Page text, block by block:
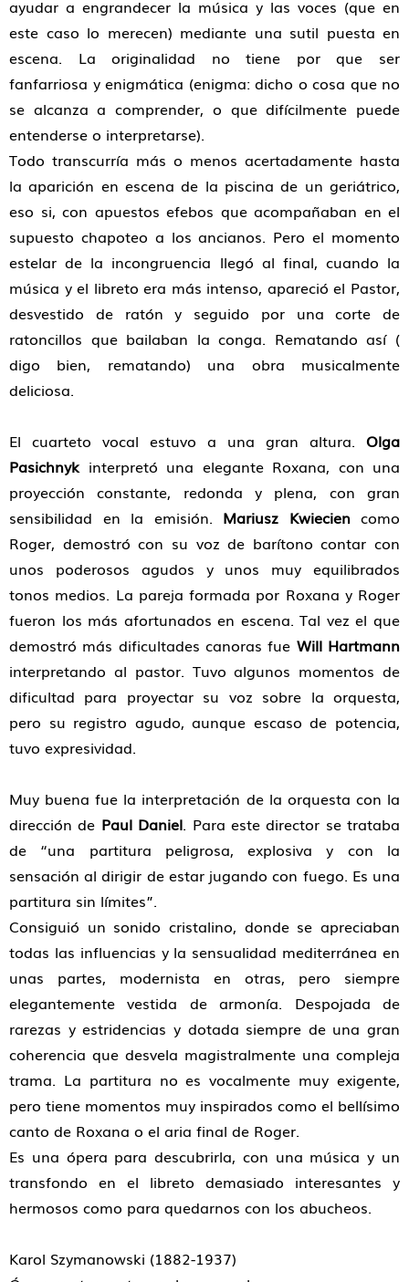
ayudar a engrandecer la música y las voces (que en
este caso lo merecen) mediante una sutil puesta en
escena. La originalidad no tiene por que ser
fanfarriosa y enigmática (enigma: dicho o cosa que no
se alcanza a comprender, o que difícilmente puede
entenderse o interpretarse).
Todo transcurría más o menos acertadamente hasta
la aparición en escena de la piscina de un geriátrico,
eso si, con apuestos efebos que acompañaban en el
supuesto chapoteo a los ancianos. Pero el momento
estelar de la incongruencia llegó al final, cuando la
música y el libreto era más intenso, apareció el Pastor,
desvestido de ratón y seguido por una corte de
ratoncillos que bailaban la conga. Rematando así (
digo bien, rematando) una obra musicalmente
deliciosa.
El cuarteto vocal estuvo a una gran altura. Olga
Pasichnykinterpretó una elegante Roxana, con una
proyección constante, redonda y plena, con gran
sensibilidad en la emisión. Mariusz Kwieciencomo
Roger, demostró con su voz de barítono contar con
unos poderosos agudos y unos muy equilibrados
tonos medios. La pareja formada por Roxana y Roger
fueron los más afortunados en escena. Tal vez el que
demostró más dificultades canoras fue Will Hartmann
interpretando al pastor. Tuvo algunos momentos de
dificultad para proyectar su voz sobre la orquesta,
pero su registro agudo, aunque escaso de potencia,
tuvo expresividad.
Muy buena fue la interpretación de la orquesta con la
dirección de Paul Daniel. Para este director se trataba
de “una partitura peligrosa, explosiva y con la
sensación al dirigir de estar jugando con fuego. Es una
partitura sin límites”.
Consiguió un sonido cristalino, donde se apreciaban
todas las influencias y la sensualidad mediterránea en
unas partes, modernista en otras, pero siempre
elegantemente vestida de armonía. Despojada de
rarezas y estridencias y dotada siempre de una gran
coherencia que desvela magistralmente una compleja
trama. La partitura no es vocalmente muy exigente,
pero tiene momentos muy inspirados como el bellísimo
canto de Roxana o el aria final de Roger.
Es una ópera para descubrirla, con una música y un
transfondo en el libreto demasiado interesantes y
hermosos como para quedarnos con los abucheos.
Karol Szymanowski (1882-1937)